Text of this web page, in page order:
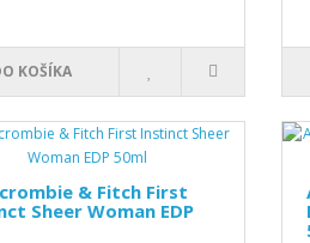
KOŠÍKA
& Fitch First
Sheer Woman EDP